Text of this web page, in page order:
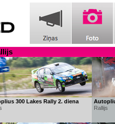
300 Lakes Rally 2. diena
Rallijs